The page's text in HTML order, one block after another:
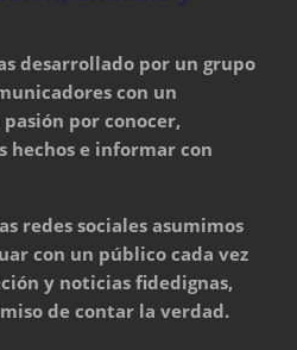
desarrollado por un grupo
con un
por conocer,
hechos e informar con
redes sociales asumimos
con un público cada vez
y noticias fidedignas,
de contar la verdad.